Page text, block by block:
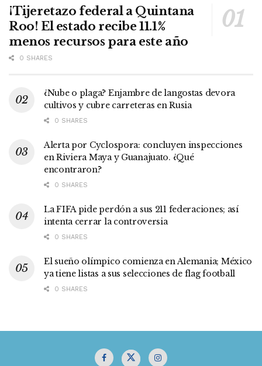
¡Tijeretazo federal a Quintana
Roo! El estado recibe 11.1%
menos recursos para este año
0 SHARES
¿Nube o plaga? Enjambre de langostas devora
cultivos y cubre carreteras en Rusia
0 SHARES
Alerta por Cyclospora: concluyen inspecciones
en Riviera Maya y Guanajuato. ¿Qué
encontraron?
0 SHARES
La FIFA pide perdón a sus 211 federaciones; así
intenta cerrar la controversia
0 SHARES
El sueño olímpico comienza en Alemania; México
ya tiene listas a sus selecciones de flag football
0 SHARES